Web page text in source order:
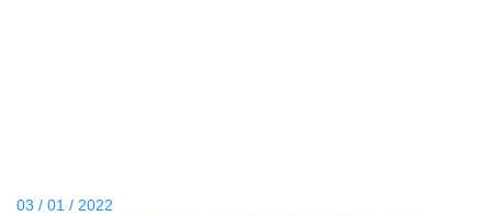
03 / 01 / 2022